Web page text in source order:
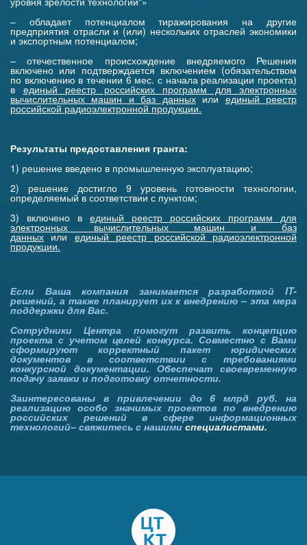
– обладает потенциалом тиражирования на другие
предприятия отрасли и (или) нескольких отраслей экономики
и экспортным потенциалом;
– отечественное происхождение внедряемого Решения
включено или подтверждается включением (обязательством
по включению в течении 6 мес. с начала реализации проекта)
в единый реестр российских программ для электронных
вычислительных машин и баз данныхилиединый реестр
российской радиоэлектронной продукции.
Результаты предоставления гранта:
1) решение введено в промышленную эксплуатацию;
2) решение достигло 9 уровень готовности технологии,
определяемый в соответствии с пунктом;
3) включено в единый реестр российских программ для
электронных вычислительных машин и баз
данныхилиединый реестр российской радиоэлектронной
продукции.
Если Ваша компания занимается разработкой IT-
решений, а также планирует их к внедрению – эта мера
поддержки для Вас.
Сотрудники Центра помогут развить концепцию
проекта с учетом целей конкурса. Совместно с Вами
сформируют корректный пакет юридических
документов в соответствии с требованиями
конкурсной документации. Обеспечат своевременную
подачу заявки и подготовку отчетности.
Заинтересованы в привлечении до 6 млрд руб. на
реализацию особо значимых проектов по внедрению
российских решений в сфере информационных
технологий– свяжитесь с нашимиспециалистами.